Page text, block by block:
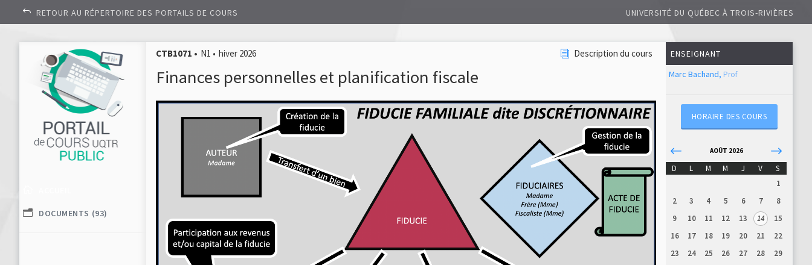
RETOUR AU RÉPERTOIRE DES PORTAILS DE COURS UNIVERSITÉ DU QUÉBEC À TROIS-RIVIÈRES
DOCUMENTS (93)
CTB1071 N1 hiver 2026 Description du cours
Finances personnelles et planification fiscale
ENSEIGNANT
Marc Bachand, Prof
HORAIRE DES COURS
AOÛT 2026
D L M M J V
S
1
2
3 4 5 6 7
8
9
10 11 12 13 14
15
16
17 18 19 20 21
22
23
24 25 26 27 28
29